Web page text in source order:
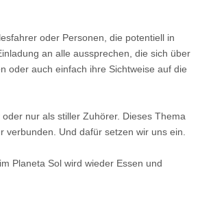
oder Personen, die potentiell in
an alle aussprechen, die sich über
oder auch einfach ihre Sichtweise auf die
nur als stiller Zuhörer. Dieses Thema
Und dafür setzen wir uns ein.
Planeta Sol wird wieder Essen und